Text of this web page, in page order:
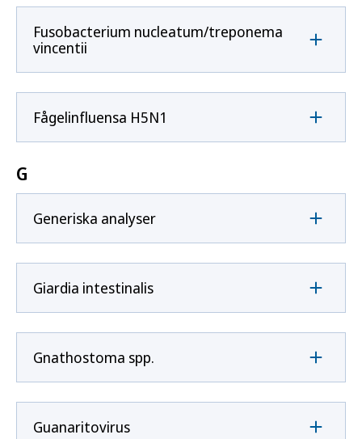
Fusobacterium nucleatum/treponema
vincentii
Fågelinfluensa H5N1
G
Generiska analyser
Giardia intestinalis
Gnathostoma spp.
Guanaritovirus